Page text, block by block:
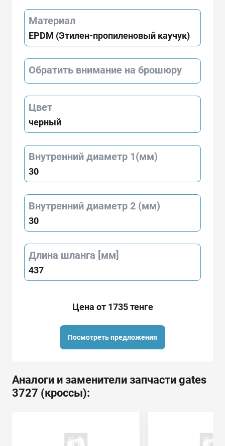
Материал
EPDM (Этилен-пропиленовый каучук)
Обратить внимание на брошюру
Цвет
черный
Внутренний диаметр 1(мм)
30
Внутренний диаметр 2 (мм)
30
Длина шланга [мм]
437
Цена от 1735 тенге
Посмотреть предложения
Аналоги и заменители запчасти gates
3727 (кроссы):